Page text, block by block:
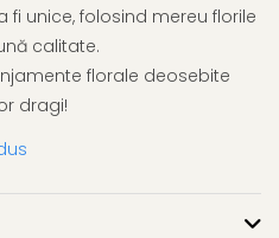
unice, folosind mereu florile
calitate.
florale deosebite
dragi!